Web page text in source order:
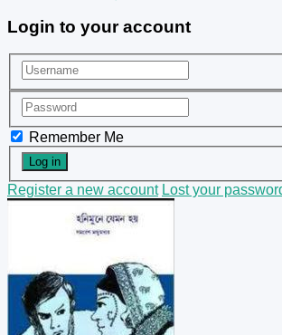
Login to your account
Remember Me
Register a new account Lost your